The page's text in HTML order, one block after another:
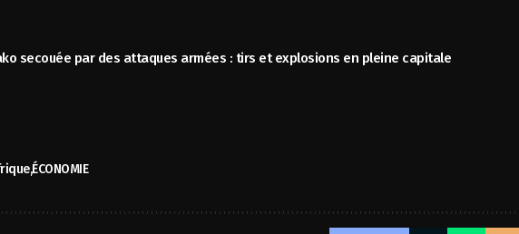
secouée par des attaques armées : tirs et explosions en pleine capitale
ÉCONOMIE